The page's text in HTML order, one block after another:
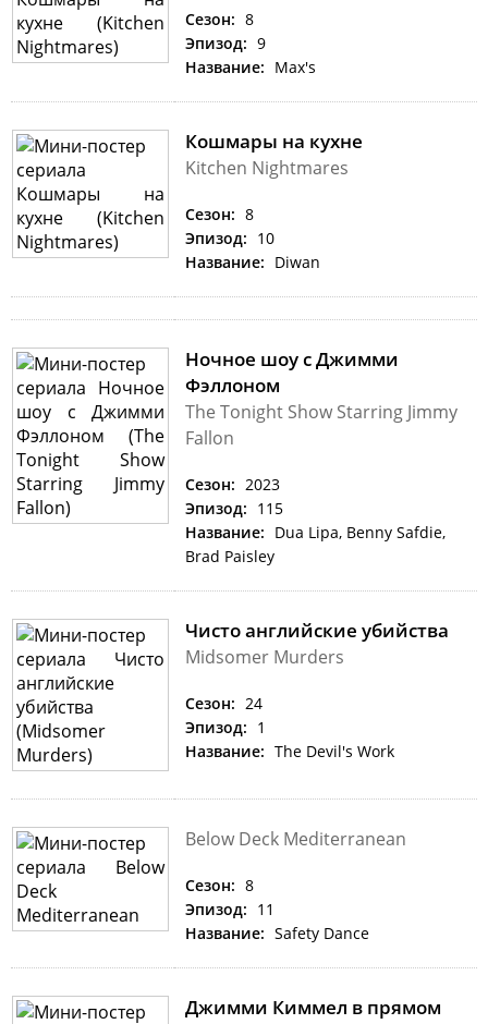
Сезон: 8
Эпизод: 9
Название: Max's
Кошмары на кухне
Kitchen Nightmares
Сезон: 8
Эпизод: 10
Название: Diwan
Ночное шоу с Джимми
Фэллоном
The Tonight Show Starring Jimmy
Fallon
Сезон: 2023
Эпизод: 115
Название: Dua Lipa, Benny Safdie,
Brad Paisley
Чисто английские убийства
Midsomer Murders
Сезон: 24
Эпизод: 1
Название: The Devil's Work
Below Deck Mediterranean
Сезон: 8
Эпизод: 11
Название: Safety Dance
Джимми Киммел в прямом